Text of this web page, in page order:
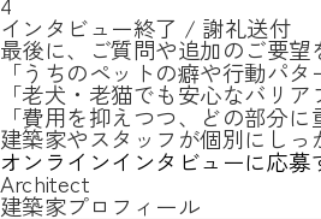
インタビュー終了 / 謝礼送付
最後に、ご質問や追加のご要
「うちのペットの癖や行動パ
「老犬・老猫でも安心なバリ
「費用を抑えつつ、どの部分に
建築家やスタッフが個別にし
オンラインインタビューに応募
Architect
建築家プロフィール